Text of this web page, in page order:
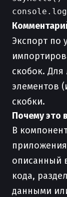
Экспорт по
скобок.
элементов
скобки.
Почему это
В
описанный
кода,
данными